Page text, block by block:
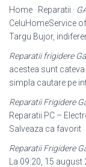
Home · Reparatii ·
CeluHomeService
Targu Bujor,
Reparatii frigidere
acestea sunt
simpla cautare pe
Reparatii Frigidere
Reparatii PC –
Salveaza ca favorit
Reparatii Frigidere
La 09:20, 15